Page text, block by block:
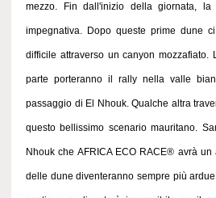
mezzo. Fin dall'inizio della giornata,
impegnativa. Dopo queste prime dune
difficile attraverso un canyon mozzafiato.
parte porteranno il rally nella valle
passaggio di El Nhouk. Qualche altra
questo bellissimo scenario mauritano.
Nhouk che AFRICA ECO RACE® avrà
delle dune diventeranno sempre più